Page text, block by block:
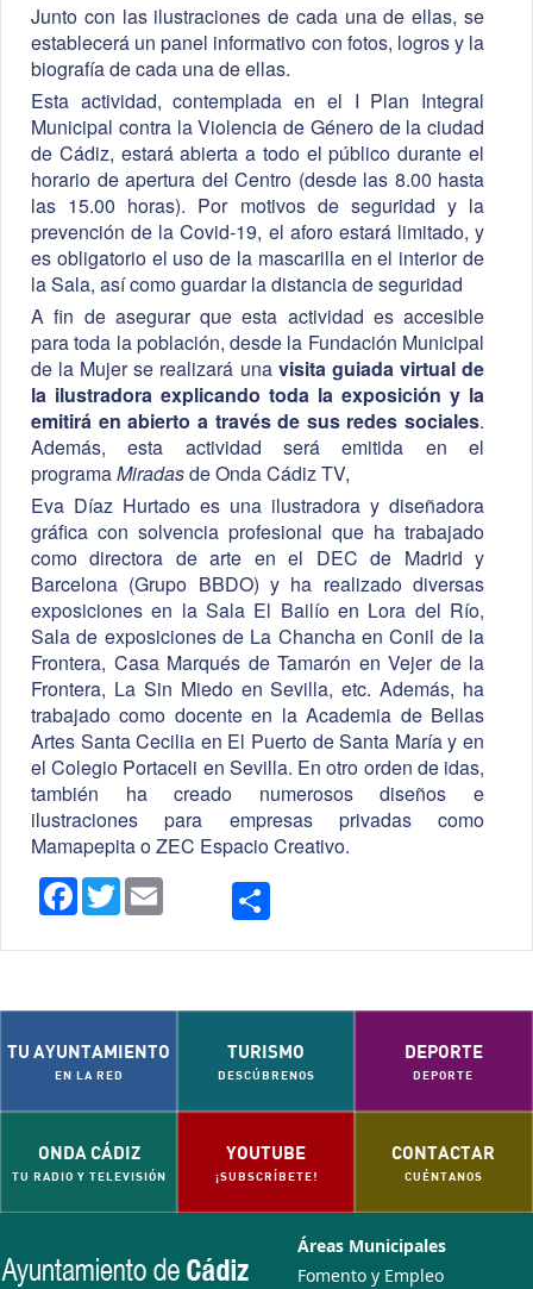
Junto con las ilustraciones de cada una de ellas, se
establecerá un panel informativo con fotos, logros y la
biografía de cada una de ellas.
Esta actividad, contemplada en el I Plan Integral
Municipal contra la Violencia de Género de la ciudad
de Cádiz, estará abierta a todo el público durante el
horario de apertura del Centro (desde las 8.00 hasta
las 15.00 horas). Por motivos de seguridad y la
prevención de la Covid-19, el aforo estará limitado, y
es obligatorio el uso de la mascarilla en el interior de
la Sala, así como guardar la distancia de seguridad
A fin de asegurar que esta actividad es accesible
para toda la población, desde la Fundación Municipal
de la Mujer se realizará una visita guiada virtual de
la ilustradora explicando toda la exposición y la
emitirá en abierto a través de sus redes sociales.
Además, esta actividad será emitida en el
programaMiradasde Onda Cádiz TV,
Eva Díaz Hurtado es una ilustradora y diseñadora
gráfica con solvencia profesional que ha trabajado
como directora de arte en el DEC de Madrid y
Barcelona (Grupo BBDO) y ha realizado diversas
exposiciones en la Sala El Bailío en Lora del Río,
Sala de exposiciones de La Chancha en Conil de la
Frontera, Casa Marqués de Tamarón en Vejer de la
Frontera, La Sin Miedo en Sevilla, etc. Además, ha
trabajado como docente en la Academia de Bellas
Artes Santa Cecilia en El Puerto de Santa María y en
el Colegio Portaceli en Sevilla. En otro orden de idas,
también ha creado numerosos diseños e
ilustraciones para empresas privadas como
Mamapepita o ZEC Espacio Creativo.
Facebook
Twitter
TU AYUNTAMIENTO
EN LA RED
TURISMO
DESCÚBRENOS
DEPORTE
DEPORTE
ONDA CÁDIZ
TU RADIO Y TELEVISIÓN
YOUTUBE
¡SUBSCRÍBETE!
CONTACTAR
CUÉNTANOS
Áreas Municipales
Fomento y Empleo